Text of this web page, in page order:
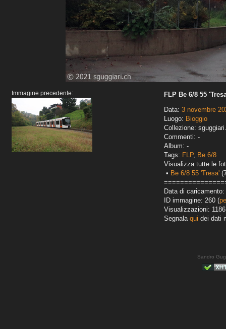
Immagine precedente:
FLP Be 6/8 55
Data: 3 novembre
Luogo: Bioggio
Collezione:
Commenti: -
Album: -
Tags: FLP, Be 6/8
Visualizza tutte le
• Be 6/8 55 'Tresa'
Data di
ID immagine: 260 (
Visualizzazioni: 1186
Segnala qui dei dati
Sandro